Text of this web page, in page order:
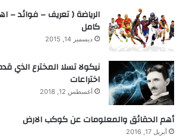
الرياضة ( تعريف – فوائد –
كامل
ديسمبر 14, 2015
اختراعات
أغسطس 12, 2018
أهم الحقائق والمعلومات عن كوكب الارض
أبريل 17, 2016